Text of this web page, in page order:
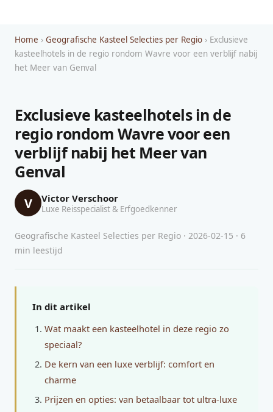
Home › Geografische Kasteel Selecties per Regio › Exclusieve
kasteelhotels in de regio rondom Wavre voor een verblijf nabij
het Meer van Genval
Exclusieve kasteelhotels in de
regio rondom Wavre voor een
verblijf nabij het Meer van
Genval
V Victor Verschoor
Luxe Reisspecialist & Erfgoedkenner
Geografische Kasteel Selecties per Regio · 2026-02-15 · 6
min leestijd
In dit artikel
Wat maakt een kasteelhotel in deze regio zo
speciaal?
De kern van een luxe verblijf: comfort en
charme
Prijzen en opties: van betaalbaar tot ultra-luxe